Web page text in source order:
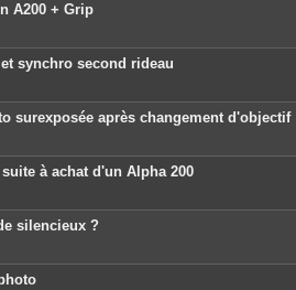
t
e
s
A200 + Grip
synchro second rideau
surexposée après changement d'objectif
à achat d'un Alpha 200
silencieux ?